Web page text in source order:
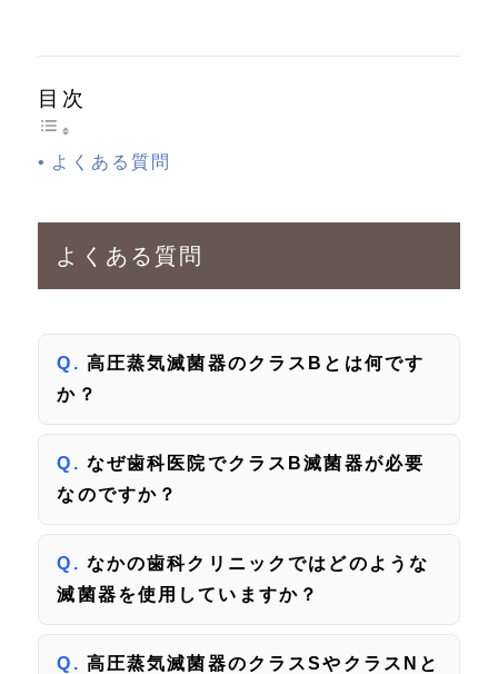
目次
よくある質問
よくある質問
高圧蒸気滅菌器のクラスBとは何です
か？
なぜ歯科医院でクラスB滅菌器が必要
なのですか？
なかの歯科クリニックではどのような
滅菌器を使用していますか？
高圧蒸気滅菌器のクラスSやクラスNと